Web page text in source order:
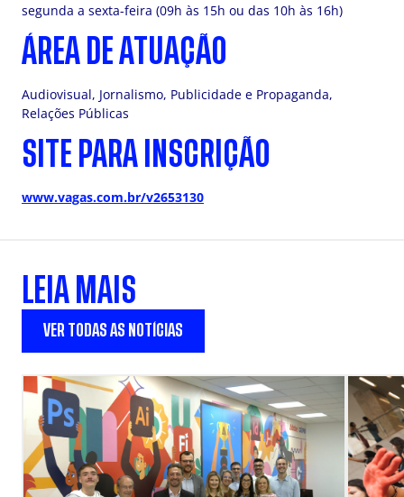
segunda a sexta-feira (09h às 15h ou das 10h às 16h)
ÁREA DE ATUAÇÃO
Audiovisual, Jornalismo, Publicidade e Propaganda,
Relações Públicas
SITE PARA INSCRIÇÃO
www.vagas.com.br/v2653130
LEIA MAIS
VER TODAS AS NOTÍCIAS